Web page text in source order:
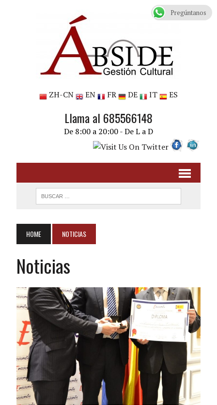
ZH-CN EN FR DE IT ES
Llama al 685566148
De 8:00 a 20:00 - De L a D
HOME NOTICIAS
Noticias
Pregúntanos